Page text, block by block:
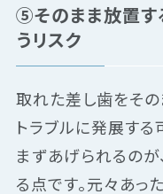
⑤そのまま放置す
うリスク
取れた差し歯をその
トラブルに発展する
まずあげられるの
る点です。元々あ